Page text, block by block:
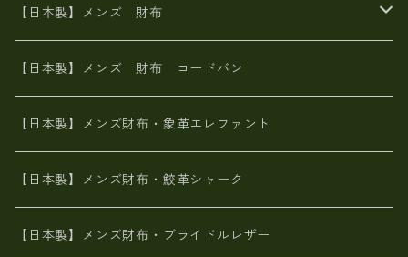
メタリック
革友禅染め
ポーテッド
メタリック
革友禅染め
ヌメ革
がま口財布
革友禅染め
山羊革
火山灰染め
名刺入れ・キーケース、他
【日本製】メンズ 財布
象革エレファント【日本製】メンズ 財布
鮫革シャーク【日本製】メンズ 財布
ブライドルレザー【日本製】メンズ 財布
MAISON de HIROAN 【日本製】メンズ 財布
【日本製】メンズ 財布 コードバン
【日本製】メンズ財布・象革エレファント
【日本製】メンズ財布・鮫革シャーク
【日本製】メンズ財布・ブライドルレザー